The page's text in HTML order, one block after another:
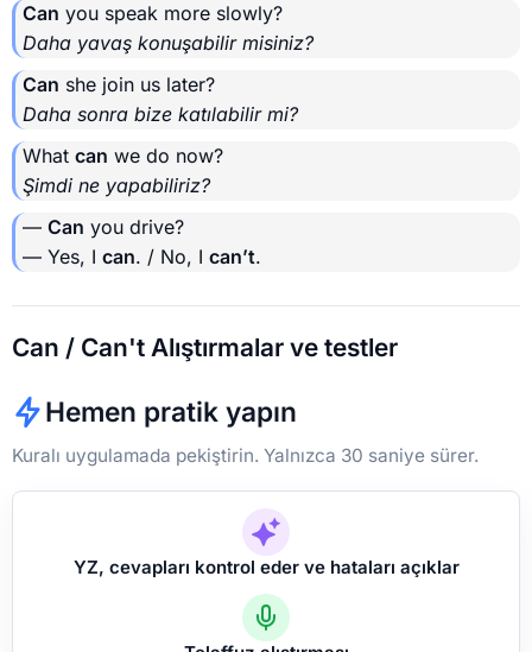
Can you speak more slowly?
Daha yavaş konuşabilir misiniz?
Can she join us later?
Daha sonra bize katılabilir mi?
What can we do now?
Şimdi ne yapabiliriz?
— Can you drive?
— Yes, I can. / No, I can’t.
Can / Can't Alıştırmalar ve testler
Hemen pratik yapın
Kuralı uygulamada pekiştirin. Yalnızca 30 saniye sürer.
YZ, cevapları kontrol eder ve hataları açıklar